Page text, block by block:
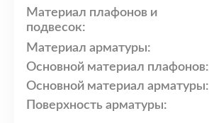
Материал плафонов и
подвесок:
Материал арматуры:
Основной материал плафонов:
Основной материал арматуры:
Поверхность арматуры: